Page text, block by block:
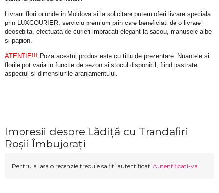
Livram flori oriunde in Moldova si la solicitare putem oferi livrare speciala
prin LUXCOURIER, serviciu premium prin care beneficiati de o livrare
deosebita, efectuata de curieri imbracati elegant la sacou, manusele albe
si papion.
ATENTIE!!! Poza acestui produs este cu titlu de prezentare. Nuantele si
florile pot varia in functie de sezon si stocul disponibil, fiind pastrate
aspectul si dimensiunile aranjamentului.
Impresii despre Lădiță cu Trandafiri
Roșii Îmbujorați
Pentru a lasa o recenzie trebuie sa fiti autentificati Autentificati-va